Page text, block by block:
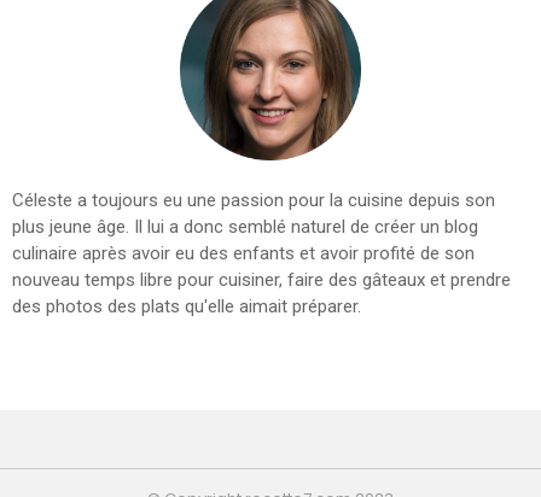
Céleste a toujours eu une passion pour la cuisine depuis son
plus jeune âge. Il lui a donc semblé naturel de créer un blog
culinaire après avoir eu des enfants et avoir profité de son
nouveau temps libre pour cuisiner, faire des gâteaux et prendre
des photos des plats qu'elle aimait préparer.